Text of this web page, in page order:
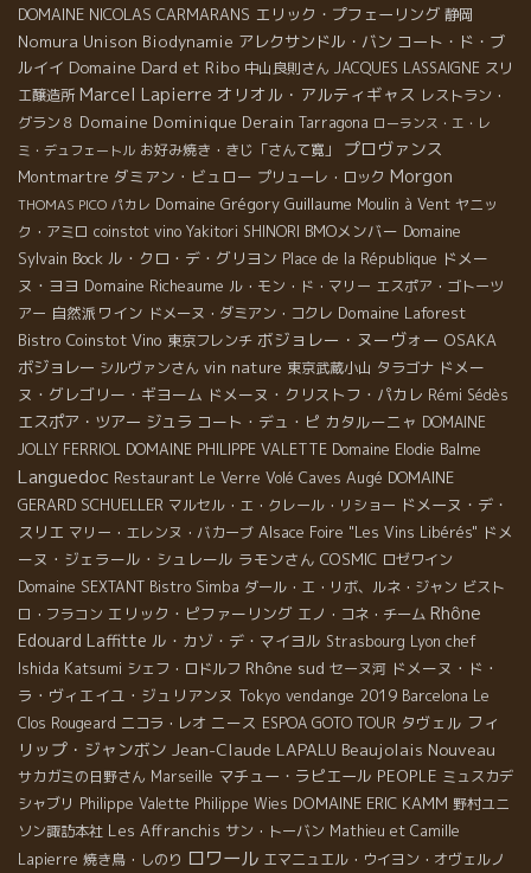
DOMAINE NICOLAS CARMARANS エリック・プフェーリング 静岡
Nomura Unison Biodynamie アレクサンドル・バン コート・ド・ブ
ルイイ Domaine Dard et Ribo 中山良則さん JACQUES LASSAIGNE スリ
エ醸造所 Marcel Lapierre オリオル・アルティギャス レストラン・
グラン８ Domaine Dominique Derain Tarragona ローランス・エ・レ
ミ・デュフェートル お好み焼き・きじ「さんて寛」 プロヴァンス
Montmartre ダミアン・ビュロー プリューレ・ロック Morgon
THOMAS PICO パカレ Domaine Grégory Guillaume Moulin à Vent ヤニッ
ク・アミロ coinstot vino Yakitori SHINORI BMOメンバー Domaine
Sylvain Bock ル・クロ・デ・グリヨン Place de la République ドメー
ヌ・ヨヨ Domaine Richeaume ル・モン・ド・マリー エスポア・ゴトーツ
アー 自然派ワイン ドメーヌ・ダミアン・コクレ Domaine Laforest
Bistro Coinstot Vino 東京フレンチ ボジョレー・ヌーヴォー OSAKA
ボジョレー シルヴァンさん vin nature 東京武蔵小山 タラゴナ ドメー
ヌ・グレゴリー・ギヨーム ドメーヌ・クリストフ・パカレ Rémi Sédès
エスポア・ツアー ジュラ コート・デュ・ピ カタルーニャ DOMAINE
JOLLY FERRIOL DOMAINE PHILIPPE VALETTE Domaine Elodie Balme
Languedoc Restaurant Le Verre Volé Caves Augé DOMAINE
GERARD SCHUELLER マルセル・エ・クレール・リショー ドメーヌ・デ・
スリエ マリー・エレンヌ・バカーブ Alsace Foire "Les Vins Libérés" ドメ
ーヌ・ジェラール・シュレール ラモンさん COSMIC ロゼワイン
Domaine SEXTANT Bistro Simba ダール・エ・リボ、ルネ・ジャン ビスト
ロ・フラコン エリック・ピファーリング エノ・コネ・チーム Rhône
Edouard Laffitte ル・カゾ・デ・マイヨル Strasbourg Lyon chef
Ishida Katsumi シェフ・ロドルフ Rhône sud セーヌ河 ドメーヌ・ド・
ラ・ヴィエイユ・ジュリアンヌ Tokyo vendange 2019 Barcelona Le
Clos Rougeard ニコラ・レオ ニース ESPOA GOTO TOUR タヴェル フィ
リップ・ジャンボン Jean-Claude LAPALU Beaujolais Nouveau
サカガミの日野さん Marseille マチュー・ラピエール PEOPLE ミュスカデ
シャブリ Philippe Valette Philippe Wies DOMAINE ERIC KAMM 野村ユニ
ソン諏訪本社 Les Affranchis サン・トーバン Mathieu et Camille
Lapierre 焼き鳥・しのり ロワール エマニュエル・ウイヨン・オヴェルノ